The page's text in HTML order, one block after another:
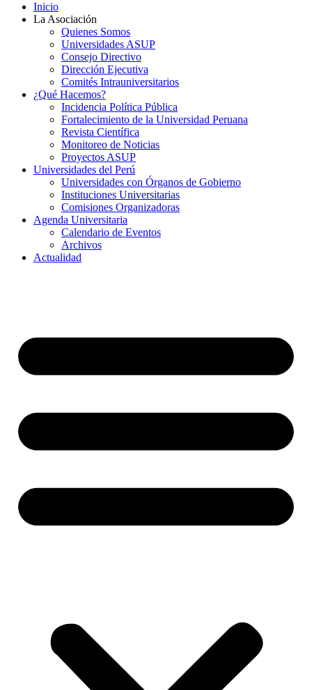
Inicio
La Asociación
Quienes Somos
Universidades ASUP
Consejo Directivo
Dirección Ejecutiva
Comités Intrauniversitarios
¿Qué Hacemos?
Incidencia Política Pública
Fortalecimiento de la Universidad Peruana
Revista Científica
Monitoreo de Noticias
Proyectos ASUP
Universidades del Perú
Universidades con Órganos de Gobierno
Instituciones Universitarias
Comisiones Organizadoras
Agenda Universitaria
Calendario de Eventos
Archivos
Actualidad